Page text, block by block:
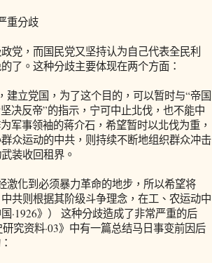
重分歧
，而国民党又坚持认为自己代表全民利
了。这种分歧主要体现在两个方面：
立党国，为了这个目的，可以暂时与“帝国
决反帝”的指示，宁可中止北伐，也不能中
军事领袖的蒋介石，希望暂时以北伐为重，
众运动的中共，则持续不断地组织群众冲击
装收回租界。
化到必须暴力革命的地步，所以希望将
共则根据其阶级斗争理念，在工、农运动中
·1926》） 这种分歧造成了非常严重的后
究资料·03》中有一篇总结马日事变前因后